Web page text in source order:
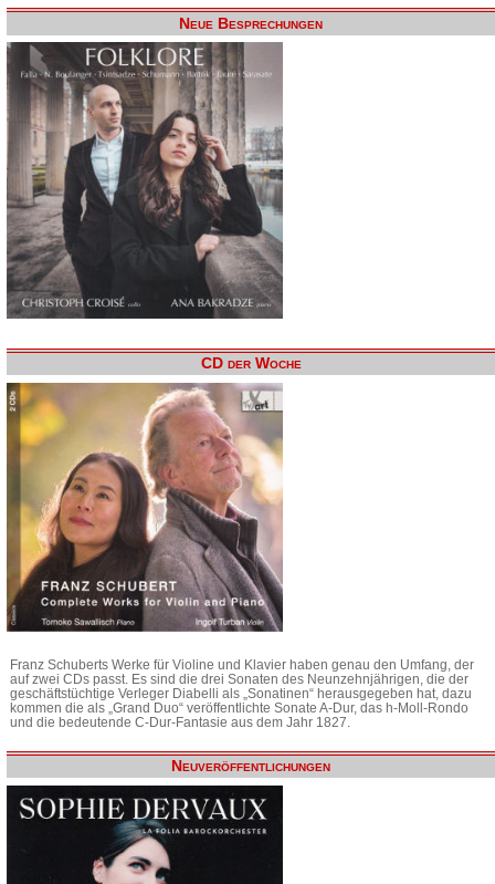
Neue Besprechungen
CD der Woche
Franz Schuberts Werke für Violine und Klavier haben genau den Umfang, der
auf zwei CDs passt. Es sind die drei Sonaten des Neunzehnjährigen, die der
geschäftstüchtige Verleger Diabelli als „Sonatinen“ herausgegeben hat, dazu
kommen die als „Grand Duo“ veröffentlichte Sonate A-Dur, das h-Moll-Rondo
und die bedeutende C-Dur-Fantasie aus dem Jahr 1827.
Neuveröffentlichungen